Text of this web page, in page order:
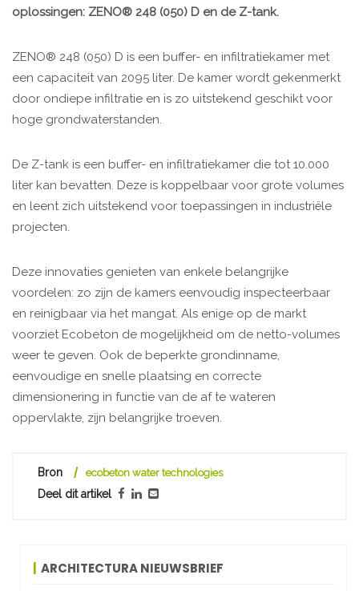
oplossingen: ZENO® 248 (050) D en de Z-tank.
ZENO® 248 (050) D is een buffer- en infiltratiekamer met
een capaciteit van 2095 liter. De kamer wordt gekenmerkt
door ondiepe infiltratie en is zo uitstekend geschikt voor
hoge grondwaterstanden.
De Z-tank is een buffer- en infiltratiekamer die tot 10.000
liter kan bevatten. Deze is koppelbaar voor grote volumes
en leent zich uitstekend voor toepassingen in industriële
projecten.
Deze innovaties genieten van enkele belangrijke
voordelen: zo zijn de kamers eenvoudig inspecteerbaar
en reinigbaar via het mangat. Als enige op de markt
voorziet Ecobeton de mogelijkheid om de netto-volumes
weer te geven. Ook de beperkte grondinname,
eenvoudige en snelle plaatsing en correcte
dimensionering in functie van de af te wateren
oppervlakte, zijn belangrijke troeven.
Bron ecobeton water technologies
Deel dit artikel
ARCHITECTURA NIEUWSBRIEF